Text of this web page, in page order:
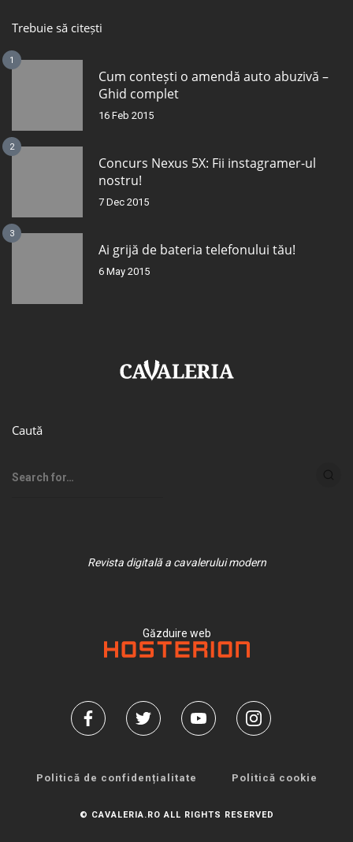
Trebuie să citești
1
Cum contești o amendă auto abuzivă –
Ghid complet
16 Feb 2015
2
Concurs Nexus 5X: Fii instagramer-ul
nostru!
7 Dec 2015
3
Ai grijă de bateria telefonului tău!
6 May 2015
Caută
Revista digitală a cavalerului modern
Găzduire web
Politică de confidențialitate Politică cookie
© CAVALERIA.RO ALL RIGHTS RESERVED